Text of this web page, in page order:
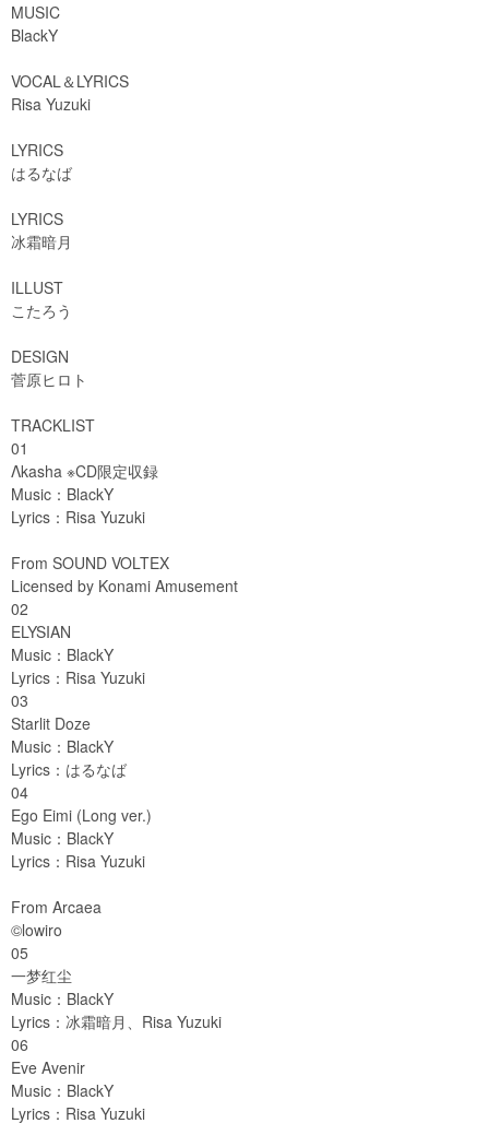
MUSIC
BlackY
VOCAL＆LYRICS
Risa Yuzuki
LYRICS
はるなば
LYRICS
冰霜暗月
ILLUST
こたろう
DESIGN
菅原ヒロト
TRACKLIST
01
Λkasha ※CD限定収録
Music：BlackY
Lyrics：Risa Yuzuki
From SOUND VOLTEX
Licensed by Konami Amusement
02
ELYSIAN
Music：BlackY
Lyrics：Risa Yuzuki
03
Starlit Doze
Music：BlackY
Lyrics：はるなば
04
Ego Eimi (Long ver.)
Music：BlackY
Lyrics：Risa Yuzuki
From Arcaea
©lowiro
05
一梦红尘
Music：BlackY
Lyrics：冰霜暗月、Risa Yuzuki
06
Eve Avenir
Music：BlackY
Lyrics：Risa Yuzuki